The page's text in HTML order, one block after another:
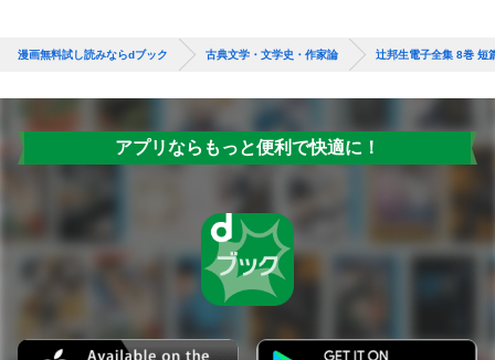
漫画無料試し読みならdブック 古典文学・文学史・作家論 辻邦生電子全集 8巻
アプリならもっと便利で快適に！